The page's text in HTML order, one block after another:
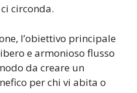
circonda.
l’obiettivo principale
e armonioso flusso
da creare un
per chi vi abita o